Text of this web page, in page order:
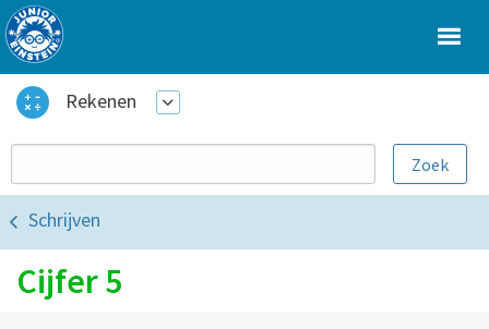
Rekenen
Schrijven
Cijfer 5